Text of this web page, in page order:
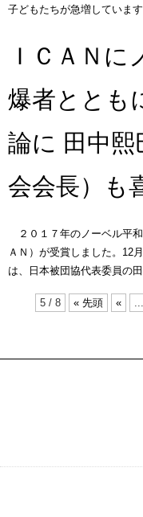
子どもたちが急増していま
ＩＣＡＮに
爆者ととも
論に 田中
会会長）も
２０１７年のノーベル平
ＡＮ）が受賞しました。12
は、日本被団協代表委員の
5 / 8 « 先頭 « ...